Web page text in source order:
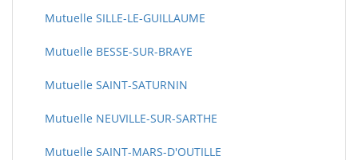
Mutuelle SILLE-LE-GUILLAUME
Mutuelle BESSE-SUR-BRAYE
Mutuelle SAINT-SATURNIN
Mutuelle NEUVILLE-SUR-SARTHE
Mutuelle SAINT-MARS-D'OUTILLE